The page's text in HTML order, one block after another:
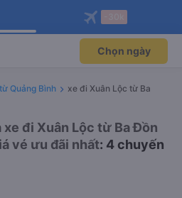
ngay!
thành viên độc
Mở app
đặt vé máy bay qua
Mở app
Chọn ngày
Quảng Bình
xe đi Xuân Lộc từ Ba
đi Xuân Lộc từ Ba Đồn
vé ưu đãi nhất: 4 chuyến